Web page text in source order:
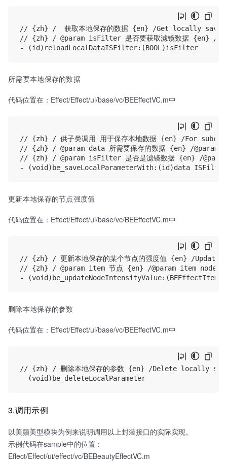
// {zh} /  获取本地保存的数据 {en} /Get locally
// {zh} / @param isFilter 是否要获取滤镜数据 {en}
所需要本地保存的数据
代码位置在：Effect/Effect/ui/base/vc/BEEffectVC.m中
// {zh} / 供子类调用 用于保存本地数据 {en} /For
// {zh} / @param data 所需要保存的数据 {en} /
// {zh} / @param isFilter 是否是滤镜数据 {en} /
更新本地保存的节点强度值
代码位置在：Effect/Effect/ui/base/vc/BEEffectVC.m中
// {zh} / 更新本地保存的某个节点的强度值 {en} /
// {zh} / @param item 节点 {en} /@param item node
删除本地保存的参数
代码位置在：Effect/Effect/ui/base/vc/BEEffectVC.m中
// {zh} / 删除本地保存的参数 {en} /Delete locally
3.调用示例
以美颜美型模块为例来说明调用以上封装接口的实际实现。
示例代码在sample中的位置：
Effect/Effect/ui/effect/vc/BEBeautyEffectVC.m